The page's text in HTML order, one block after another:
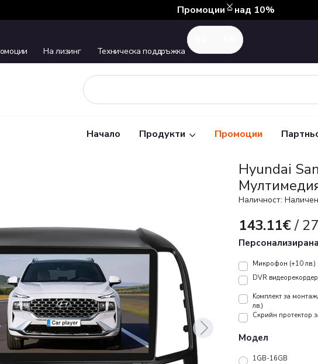
Промоции – над 10%
На лизинг Техническа поддръжка
Начало Продукти Промоции
Hyundai
Наличност: Наличен
143.11€/
Микрофон (+10 лв.)
DVR
Koмплект за
лв.)
Скрийн протектор
Модел
1GB-16GB